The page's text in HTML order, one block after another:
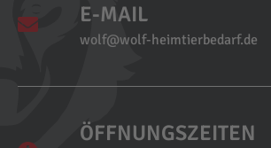
E-MAIL
wolf@wolf-heimtierbedarf.de
ÖFFNUNGSZEITEN